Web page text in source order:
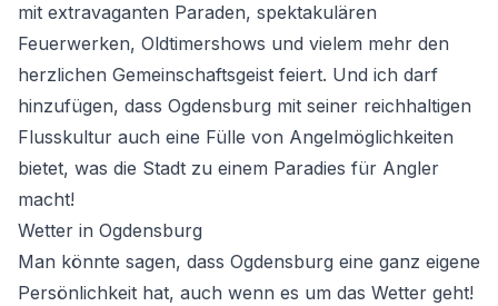
mit extravaganten Paraden, spektakulären
Feuerwerken, Oldtimershows und vielem mehr den
herzlichen Gemeinschaftsgeist feiert. Und ich darf
hinzufügen, dass Ogdensburg mit seiner reichhaltigen
Flusskultur auch eine Fülle von Angelmöglichkeiten
bietet, was die Stadt zu einem Paradies für Angler
macht!
Wetter in Ogdensburg
Man könnte sagen, dass Ogdensburg eine ganz eigene
Persönlichkeit hat, auch wenn es um das Wetter geht!